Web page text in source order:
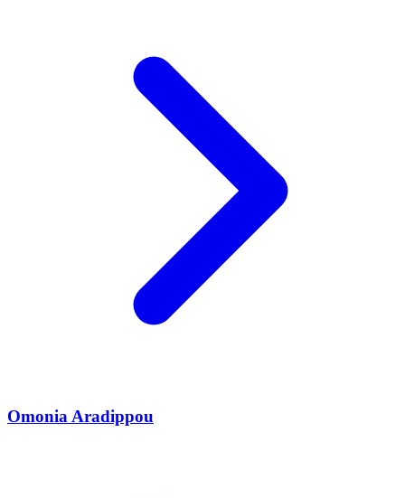
Omonia Aradippou